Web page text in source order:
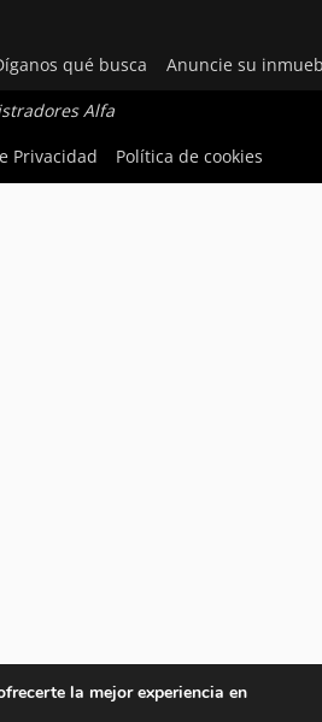
qué busca Anuncie su
Alfa
Privacidad Política de cookies
la mejor experiencia en